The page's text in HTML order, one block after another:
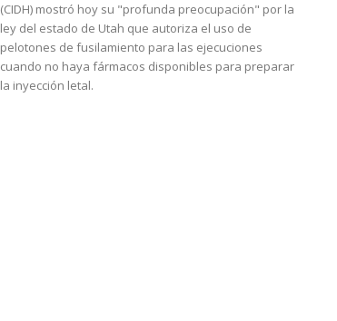
(CIDH) mostró hoy su "profunda preocupación" por la
ley del estado de Utah que autoriza el uso de
pelotones de fusilamiento para las ejecuciones
cuando no haya fármacos disponibles para preparar
la inyección letal.